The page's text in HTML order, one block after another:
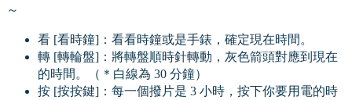
～
看 [看時鐘]：看看時鐘或是手錶，確定現在時間。
轉 [轉輪盤]：將轉盤順時針轉動，灰色箭頭對應到現在
的時間。（＊白線為 30 分鐘）
按 [按按鍵]：每一個撥片是 3 小時，按下你要用電的時